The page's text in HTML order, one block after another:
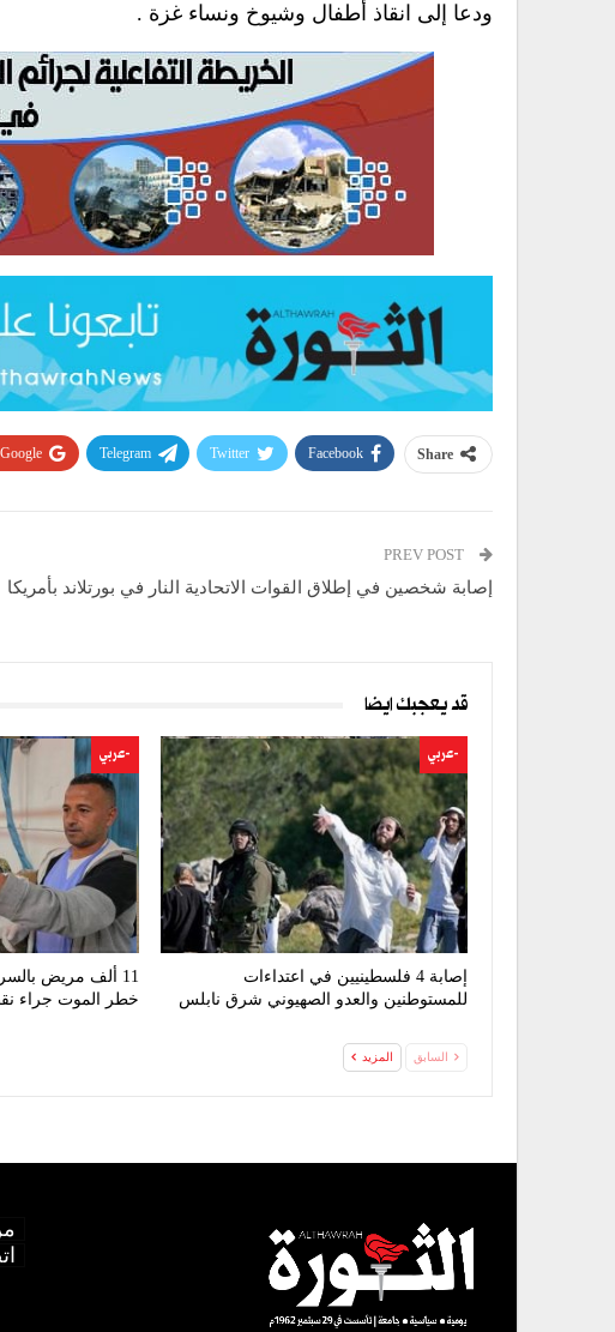
ودعا إلى انقاذ أطفال وشيوخ ونساء غزة .
Share
Facebook
Twitter
Telegram
Google+
إصابة شخصين في إطلاق القوات الاتحادية النار في بورتلاند بأمريكا
قد يعجبك ايضا
-عربي
إصابة 4 فلسطينيين في اعتداءات
للمستوطنين والعدو الصهيوني شرق نابلس
-عربي
11 ألف مريض
خطر الموت جراء
السابق المزيد